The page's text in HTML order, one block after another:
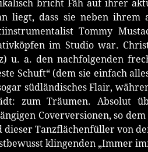
bricht Fäh auf ihrer
liegt, dass sie neben ihrem
Tommy
im Studio war.
u. a. den nachfolgenden
Schuft“ (dem sie einfach
südländisches Flair,
zum Träumen. Absolut
Coverversionen, so
dieser Tanzflächenfüller von
klingenden „Immer